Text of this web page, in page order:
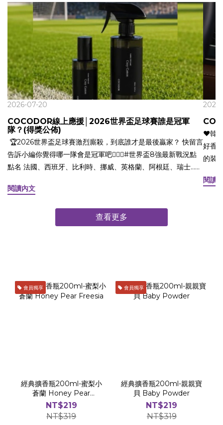
2026-07-20
COCODOR線上應援│2026世界盃足球賽誰是冠軍
隊？(得獎公佈)
🏆2026世界盃足球賽激烈廝殺，到底誰才是最後贏家？ 快留言
告訴小編你覺得哪一隊會是冠軍吧🏃🏻‍♂️#世界盃8強最新戰況點
點名 法國、西班牙、比利時、挪威、英格蘭、阿根廷、瑞士...
方式 ⚽️1. 追蹤 @cocodor_taiwan2. 按讚此則活動貼文影片
次) ⠀ 🎁 活動獎品⠀ Cocodor 織品除臭噴霧250ml (共5名/香味
閱讀內文
❤️韓國車用
好香
的裝
在生
液，
閱讀
查看更多
會員獨享
經典擴香瓶200ml-蜜梨小
蒼蘭 Honey Pear
Freesia
NT$219
NT$319
會員獨享
經典擴香瓶200ml-親親寶
貝 Baby Powder
NT$219
NT$319